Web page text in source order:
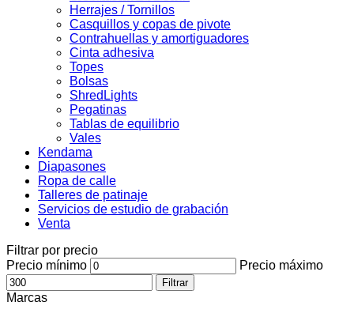
Herrajes / Tornillos
Casquillos y copas de pivote
Contrahuellas y amortiguadores
Cinta adhesiva
Topes
Bolsas
ShredLights
Pegatinas
Tablas de equilibrio
Vales
Kendama
Diapasones
Ropa de calle
Talleres de patinaje
Servicios de estudio de grabación
Venta
Filtrar por precio
Precio mínimo
Precio máximo
Filtrar
Marcas